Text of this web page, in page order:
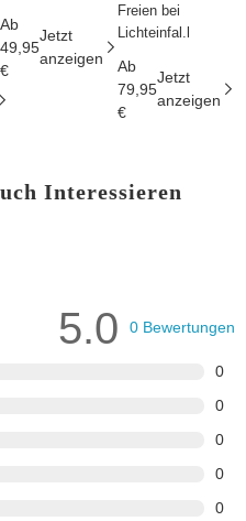
Ab
49,95
€
Jetzt
anzeigen
Freien bei
Lichteinfal.l
Ab
79,95
€
Jetzt
anzeigen
Interessieren
0
0
0
0
0
5.0 0 Bewertungen